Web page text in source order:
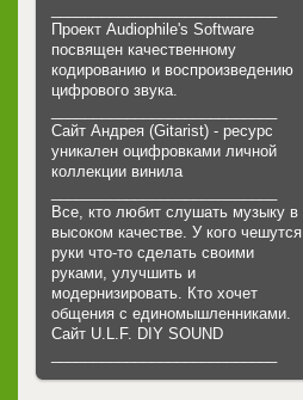
Проект Audiophile's Software
посвящен качественному
кодированию и воспроизведению
цифрового звука.
Сайт Андрея (Gitarist) - ресурс
уникален оцифровками личной
коллекции винила
Все, кто любит слушать музыку в
высоком качестве. У кого чешутся
руки что-то сделать своими
руками, улучшить и
модернизировать. Кто хочет
общения с единомышленниками.
Cайт U.L.F. DIY SOUND